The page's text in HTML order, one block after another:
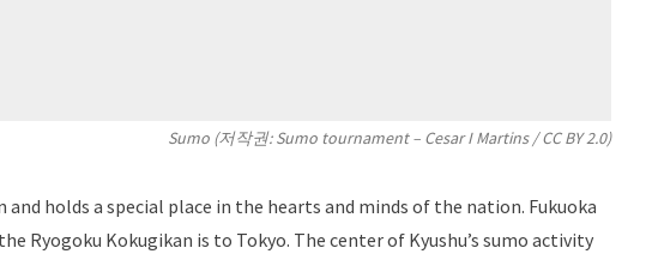
Sumo (저작권: Sumo tournament – Cesar I Martins/CC BY 2.0)
holds a special place in the hearts and minds of the nation. Fukuoka
Ryogoku Kokugikan is to Tokyo. The center of Kyushu’s sumo activity